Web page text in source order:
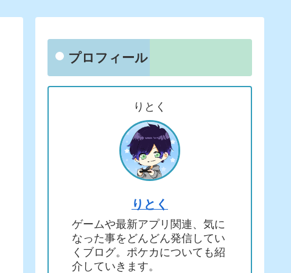
プロフィール
りとく
りとく
ゲームや最新アプリ関連、気に
なった事をどんどん発信してい
くブログ。ポケカについても紹
介していきます。